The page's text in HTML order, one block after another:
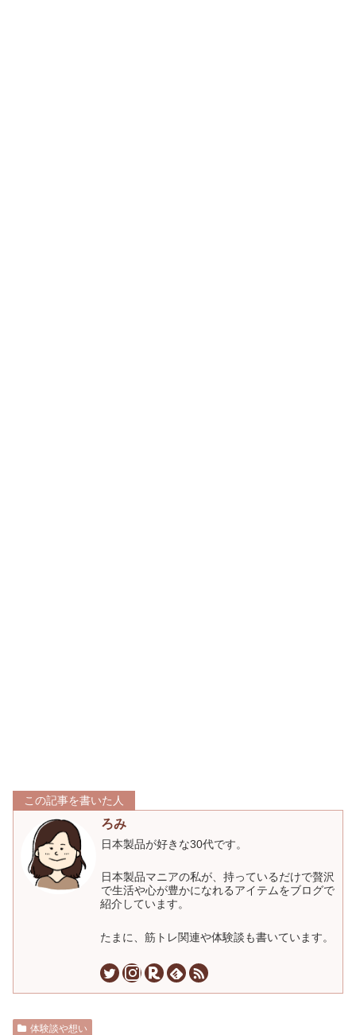
この記事を書いた人
ろみ
日本製品が好きな30代です。
日本製品マニアの私が、持っているだけで贅沢
で生活や心が豊かになれるアイテムをブログで
紹介しています。
たまに、筋トレ関連や体験談も書いています。
体験談や想い